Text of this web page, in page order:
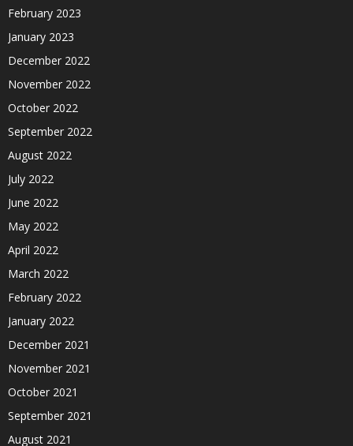
February 2023
January 2023
December 2022
November 2022
October 2022
September 2022
August 2022
July 2022
June 2022
May 2022
April 2022
March 2022
February 2022
January 2022
December 2021
November 2021
October 2021
September 2021
August 2021